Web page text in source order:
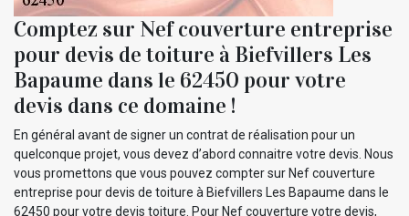
Comptez sur Nef couverture entreprise
pour devis de toiture à Biefvillers Les
Bapaume dans le 62450 pour votre
devis dans ce domaine !
En général avant de signer un contrat de réalisation pour un
quelconque projet, vous devez d’abord connaitre votre devis. Nous
vous promettons que vous pouvez compter sur Nef couverture
entreprise pour devis de toiture à Biefvillers Les Bapaume dans le
62450 pour votre devis toiture. Pour Nef couverture votre devis,